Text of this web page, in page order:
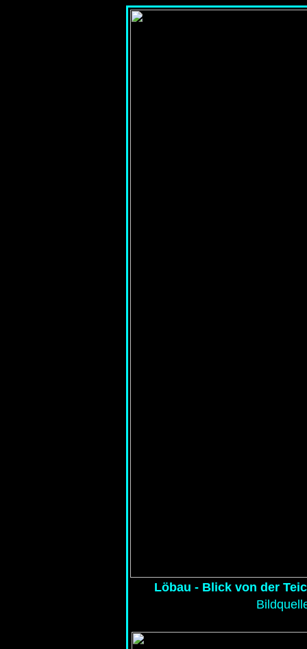
Löbau - Blick von der